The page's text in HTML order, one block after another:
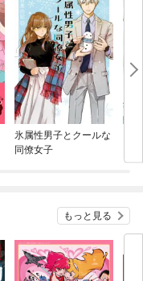
氷属性男子とクールな
同僚女子
もっと見る